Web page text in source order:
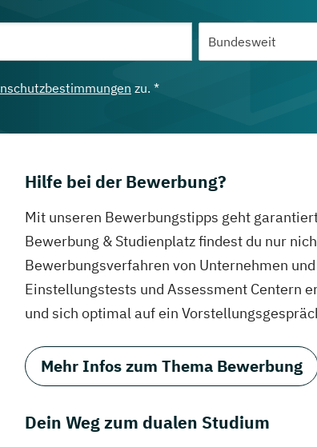
zu. *
Hilfe bei der Bewerbung?
Mit unseren Bewerbungstipps geht
Bewerbung & Studienplatz findest du nur
Bewerbungsverfahren von Unternehmen
Einstellungstests und Assessment Centern
und sich optimal auf ein
Mehr Infos zum Thema Bewerbung
Dein Weg zum dualen Studium